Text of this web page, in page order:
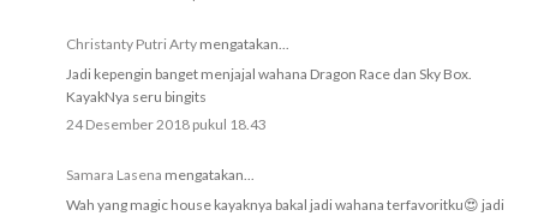
Christanty Putri Arty mengatakan...
Jadi kepengin banget menjajal wahana Dragon Race dan Sky Box.
KayakNya seru bingits
24 Desember 2018 pukul 18.43
Samara Lasena mengatakan...
Wah yang magic house kayaknya bakal jadi wahana terfavoritku😍 jadi